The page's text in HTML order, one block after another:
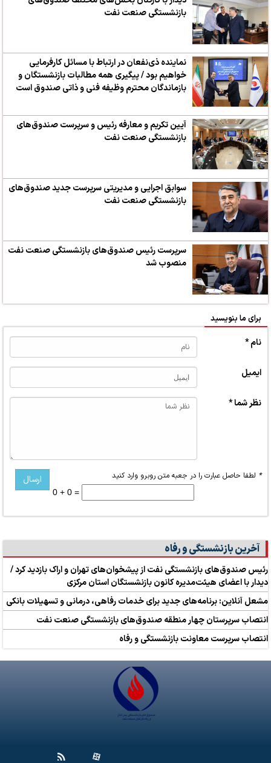
بازنشستگی صنعت نفت
نماینده ذی‌نفعان در ارتباط با مسائل کارفرمایی
خواهیم بود / پیگیری همه مطالبات بازنشستگان و
بازماندگان محترم وظیفه فنی و ذاتی صندوق است
آیین تکریم و معارفه رئیس و سرپرست صندوق‌های
بازنشستگی صنعت نفت
سوابق اجرایی و مدیریتی سرپرست جدید صندوق‌های
بازنشستگی صنعت نفت
سرپرست رئیس صندوق‌های بازنشستگی صنعت نفت
منصوب شد
برای ما بنویسید
نام *
ایمیل
نظر شما *
* لطفا حاصل عبارت را در جعبه متن روبرو وارد کنید
0 + 0 =
آخرین بازنشستگی و رفاه
رئیس صندوق‌های بازنشستگی نفت از پیشخوان‌های تهران و اراک بازدید کرد /
دیدار با اعضای هیئت‌مدیره کانون بازنشستگان استان مرکزی
مشعل آنلاین: برنامه‌های جدید برای خدمات رفاهی، درمانی و تسهیلات بانکی
انتصاب سرپرستان چهار منطقه صندوق‌های بازنشستگی صنعت نفت
انتصاب سرپرست معاونت بازنشستگی و رفاه